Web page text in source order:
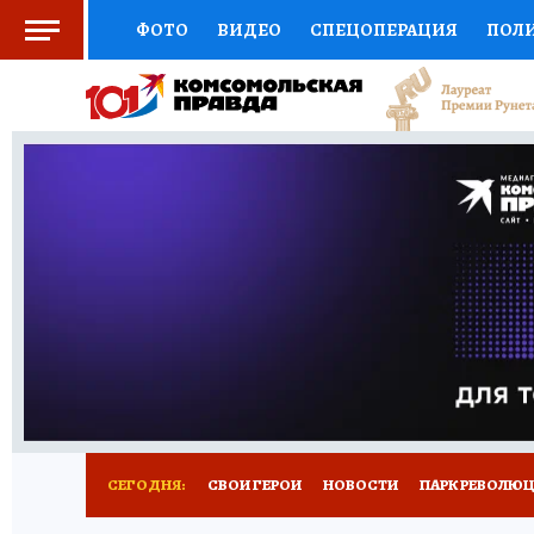
ФОТО ВИДЕО СПЕЦОПЕРАЦИЯ
СОЦПОДДЕРЖКА НАУКА СПОРТ
ВЫБОР ЭКСПЕРТОВ ДОКТОР
ПРОГНОЗЫ НА СПОРТ
СЕГОДНЯ: СВОИ ГЕРОИ НОВОСТИ ПАРК